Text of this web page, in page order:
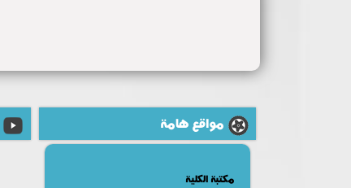
مواقع هامة
مكتبة الكلية